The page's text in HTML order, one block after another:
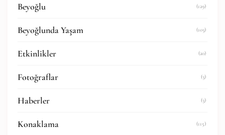
Beyoğlu (129)
Beyoğlunda Yaşam (103)
Etkinlikler (20)
Fotoğraflar (3)
Haberler (3)
Konaklama (115)